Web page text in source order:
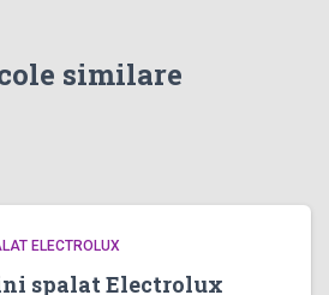
similare
ELECTROLUX
spalat Electrolux